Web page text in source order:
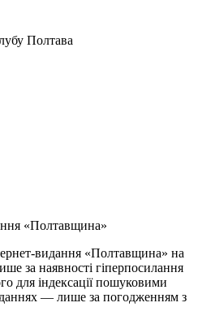
Полтава
«Полтавщина»
видання «Полтавщина» на
за наявності гіперпосилання
для індексації пошуковими
— лише за погодженням з